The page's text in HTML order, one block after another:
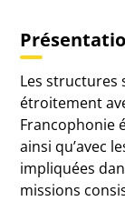
Les structures
étroitement
Francophonie
ainsi qu’avec
impliquées
missions